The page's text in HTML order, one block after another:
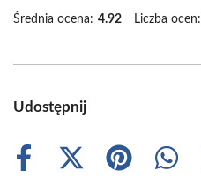
Średnia ocena: 4.92 Liczba ocen:
Udostępnij
Share
Share
Share
Share